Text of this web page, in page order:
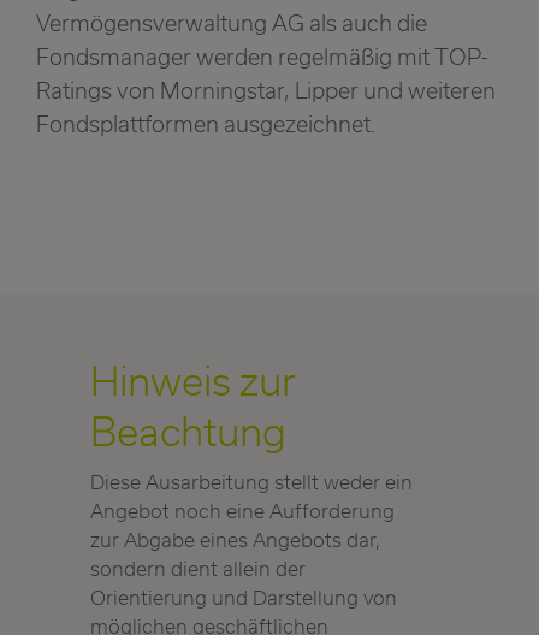
Vermögensverwaltung AG als auch die
Fondsmanager werden regelmäßig mit TOP-
Ratings von Morningstar, Lipper und weiteren
Fondsplattformen ausgezeichnet.
Hinweis zur
Beachtung
Diese Ausarbeitung stellt weder ein
Angebot noch eine Aufforderung
zur Abgabe eines Angebots dar,
sondern dient allein der
Orientierung und Darstellung von
möglichen geschäftlichen